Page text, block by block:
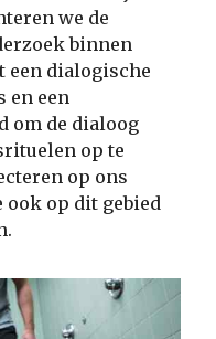
we de
binnen
een dialogische
en een
om de dialoog
op te
op ons
ook op dit gebied